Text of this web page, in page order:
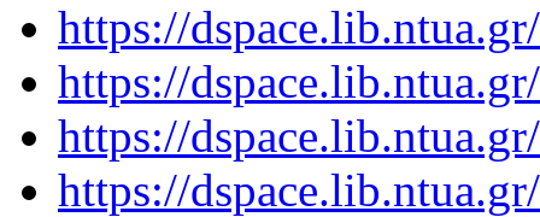
https://
https://
https://
https://